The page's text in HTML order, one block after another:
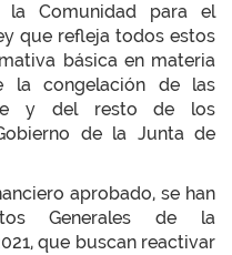
la Comunidad para el
que refleja todos estos
básica en materia
la congelación de las
y del resto de los
de la Junta de
aprobado, se han
Generales de la
que buscan reactivar